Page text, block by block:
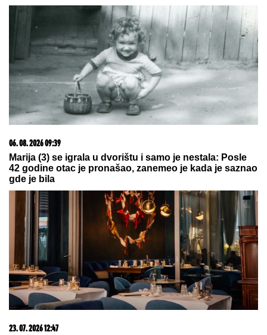
06. 08. 2026 09:39
Marija (3) se igrala u dvorištu i samo je nestala: Posle
42 godine otac je pronašao, zanemeo je kada je saznao
gde je bila
23. 07. 2026 12:47